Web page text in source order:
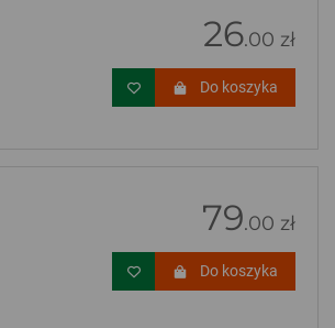
26.00 zł
Do koszyka
79.00 zł
Do koszyka